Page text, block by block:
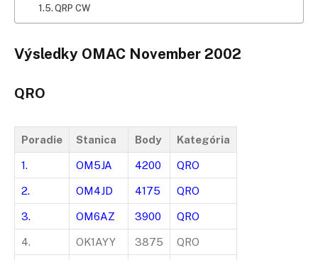
QRP CW
Výsledky OMAC November 2002
QRO
Poradie Stanica Body Kategória
1. OM5JA 4200 QRO
2. OM4JD 4175 QRO
3. OM6AZ 3900 QRO
4. OK1AYY 3875 QRO